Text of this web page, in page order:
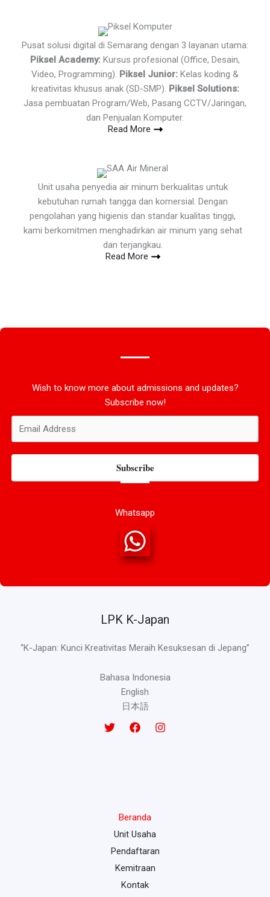
Pusat solusi digital di Semarang dengan 3 layanan utama:
Piksel Academy: Kursus profesional (Office, Desain,
Video, Programming). Piksel Junior: Kelas koding &
kreativitas khusus anak (SD-SMP). Piksel Solutions:
Jasa pembuatan Program/Web, Pasang CCTV/Jaringan,
dan Penjualan Komputer.
Read More
Unit usaha penyedia air minum berkualitas untuk
kebutuhan rumah tangga dan komersial. Dengan
pengolahan yang higienis dan standar kualitas tinggi,
kami berkomitmen menghadirkan air minum yang sehat
dan terjangkau.
Read More
Wish to know more about admissions and updates?
Subscribe now!
Subscribe
Whatsapp
LPK K-Japan
“K-Japan: Kunci Kreativitas Meraih Kesuksesan di Jepang”
Bahasa Indonesia
English
日本語
Beranda
Unit Usaha
Pendaftaran
Kemitraan
Kontak